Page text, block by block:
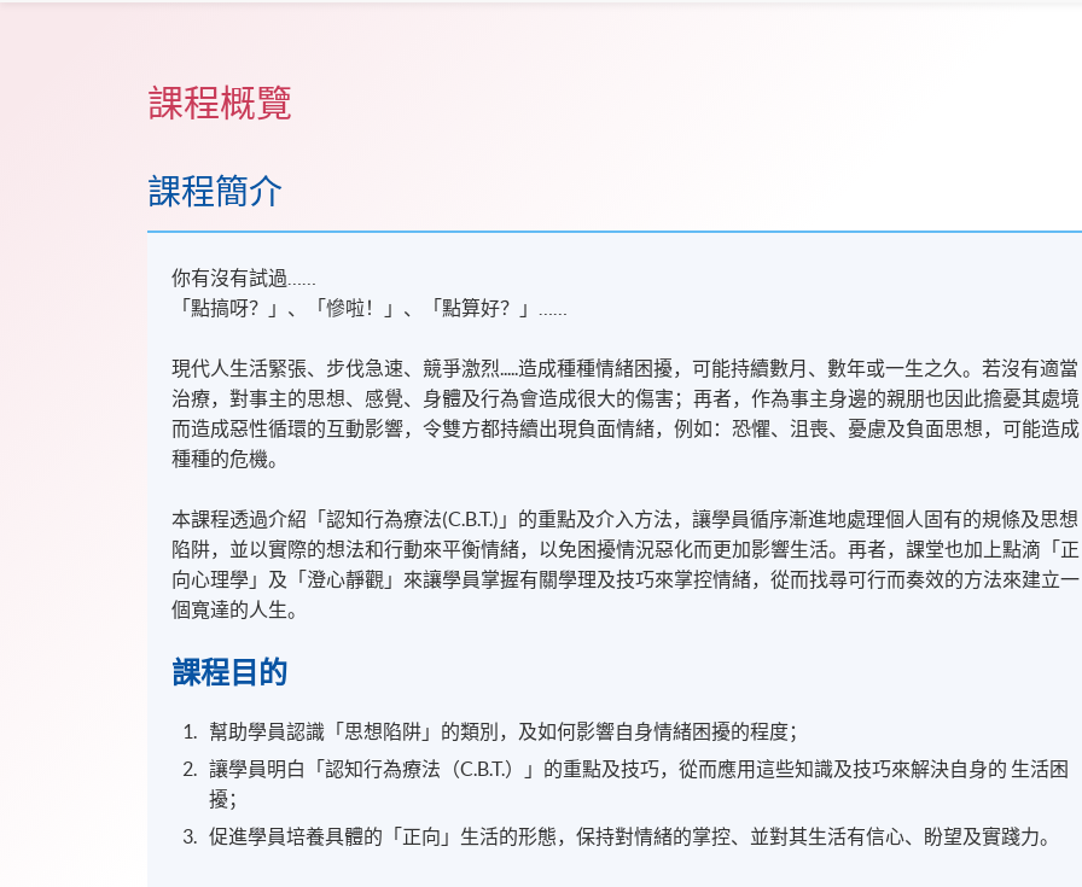
課程概覽
課程簡介
你有沒有試過……
「點搞呀？」、「慘啦！」、「點算好？」……
現代人生活緊張、步伐急速、競爭激烈.....造成種種情緒困擾，可能持續數月、數年或一生之久。若沒有適當
治療，對事主的思想、感覺、身體及行為會造成很大的傷害；再者，作為事主身邊的親朋也因此擔憂其處境
而造成惡性循環的互動影響，令雙方都持續出現負面情緒，例如：恐懼、沮喪、憂慮及負面思想，可能造成
種種的危機。
本課程透過介紹「認知行為療法(C.B.T.)」的重點及介入方法，讓學員循序漸進地處理個人固有的規條及思想
陷阱，並以實際的想法和行動來平衡情緒，以免困擾情況惡化而更加影響生活。再者，課堂也加上點滴「正
向心理學」及「澄心靜觀」來讓學員掌握有關學理及技巧來掌控情緒，從而找尋可行而奏效的方法來建立一
個寬達的人生。
課程目的
幫助學員認識「思想陷阱」的類別，及如何影響自身情緒困擾的程度；
讓學員明白「認知行為療法（C.B.T.）」的重點及技巧，從而應用這些知識及技巧來解決自身的 生活困
擾；
促進學員培養具體的「正向」生活的形態，保持對情緒的掌控、並對其生活有信心、盼望及實踐力。